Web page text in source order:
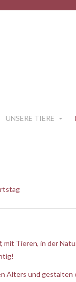
UNSERE TIERE
Tieren, in der
Alters und gestalten